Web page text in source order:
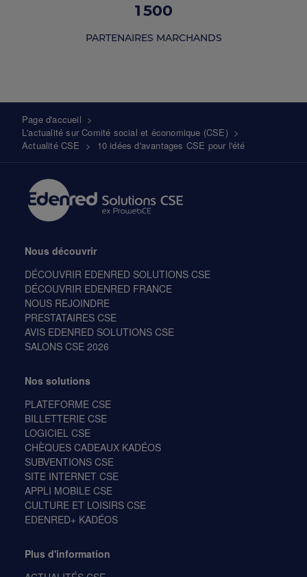
1 500
PARTENAIRES MARCHANDS
Fil
d'Ariane
Page d'accueil >
L'actualité sur Comité social et économique (CSE)>
Actualité CSE > 10 idées d'avantages CSE pour l'été
Nous découvrir
DÉCOUVRIR EDENRED SOLUTIONS CSE
DÉCOUVRIR EDENRED FRANCE
NOUS REJOINDRE
PRESTATAIRES CSE
AVIS EDENRED SOLUTIONS CSE
SALONS CSE 2026
Nos solutions
PLATEFORME CSE
BILLETTERIE CSE
LOGICIEL CSE
CHÈQUES CADEAUX KADÉOS
SUBVENTIONS CSE
SITE INTERNET CSE
APPLI MOBILE CSE
CULTURE ET LOISIRS CSE
EDENRED+ KADÉOS
Plus d'information